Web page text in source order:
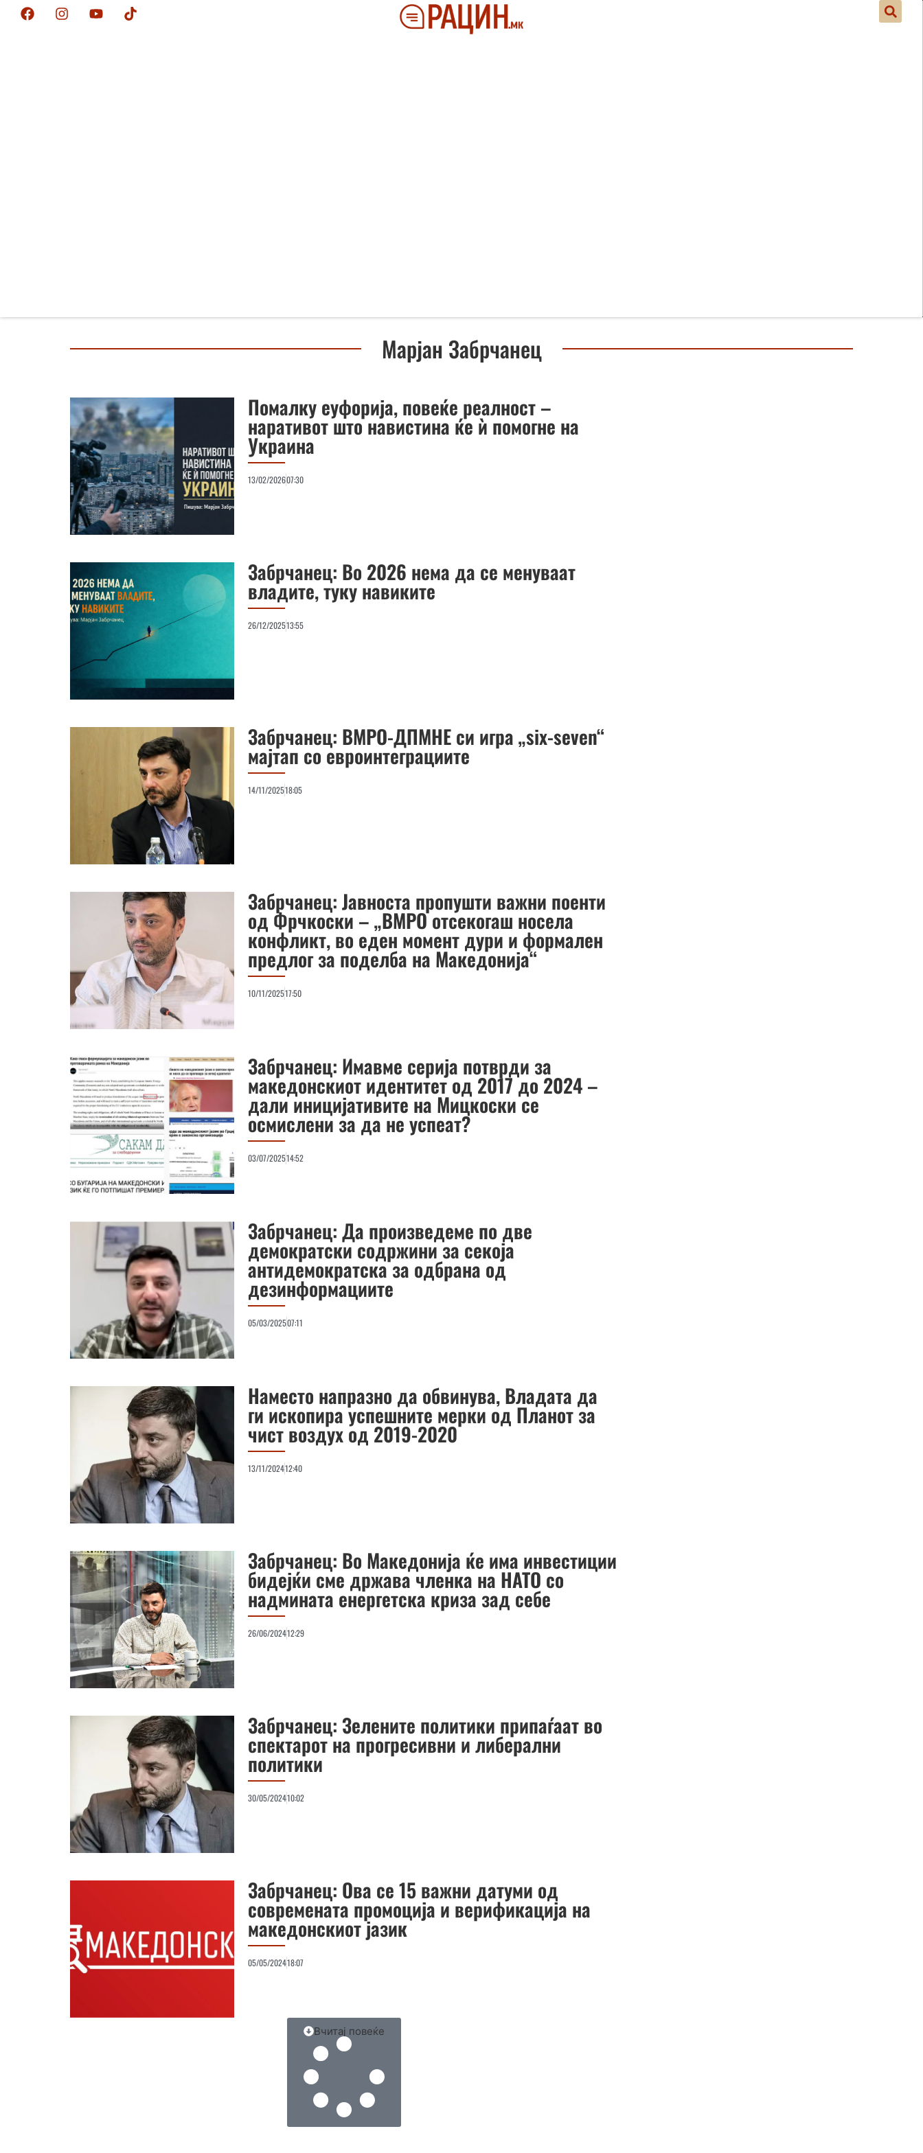
Марјан Забрчанец
Помалку еуфорија, повеќе реалност –
наративот што навистина ќе ѝ помогне на
Украина
13/02/202607:30
Забрчанец: Во 2026 нема да се менуваат
владите, туку навиките
26/12/202513:55
Забрчанец: ВМРО-ДПМНЕ си игра „six-seven“
мајтап со евроинтеграциите
14/11/202518:05
Забрчанец: Јавноста пропушти важни поенти
од Фрчкоски – „ВМРО отсекогаш носела
конфликт, во еден момент дури и формален
предлог за поделба на Македонија“
10/11/202517:50
Забрчанец: Имавме серија потврди за
македонскиот идентитет од 2017 до 2024 –
дали иницијативите на Мицкоски се
осмислени за да не успеат?
03/07/202514:52
Забрчанец: Да произведеме по две
демократски содржини за секоја
антидемократска за одбрана од
дезинформациите
05/03/202507:11
Наместо напразно да обвинува, Владата да
ги ископира успешните мерки од Планот за
чист воздух од 2019-2020
13/11/202412:40
Забрчанец: Во Македонија ќе има инвестиции
бидејќи сме држава членка на НАТО со
надмината енергетска криза зад себе
26/06/202412:29
Забрчанец: Зелените политики припаѓаат во
спектарот на прогресивни и либерални
политики
30/05/202410:02
Забрчанец: Ова се 15 важни датуми од
современата промоција и верификација на
македонскиот јазик
05/05/202418:07
Вчитај повеќе